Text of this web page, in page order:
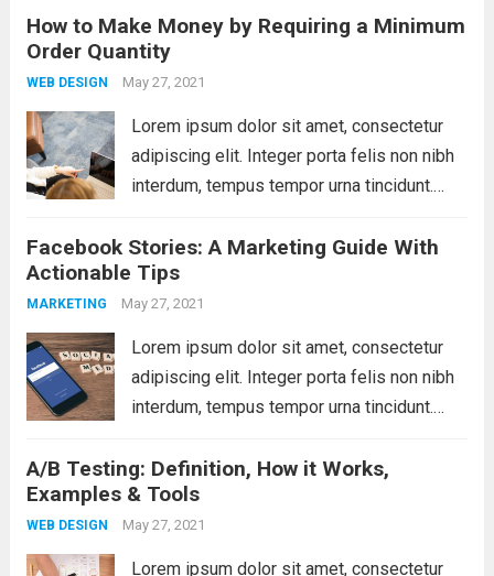
How to Make Money by Requiring a Minimum
Order Quantity
WEB DESIGN May 27, 2021
Lorem ipsum dolor sit amet, consectetur
adipiscing elit. Integer porta felis non nibh
interdum, tempus tempor urna tincidunt.
libero. Aliquam mattis diam at nunc
molestie, sit amet pulvinar dui tincidunt.
Vestibulum ante ipsum primis...
Facebook Stories: A Marketing Guide With
Actionable Tips
MARKETING May 27, 2021
Lorem ipsum dolor sit amet, consectetur
adipiscing elit. Integer porta felis non nibh
interdum, tempus tempor urna tincidunt.
libero. Aliquam mattis diam at nunc
molestie, sit amet pulvinar dui tincidunt.
Vestibulum ante ipsum primis...
A/B Testing: Definition, How it Works,
Examples & Tools
WEB DESIGN May 27, 2021
Lorem ipsum dolor sit amet, consectetur